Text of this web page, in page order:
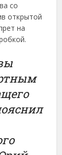
со
открытой
на